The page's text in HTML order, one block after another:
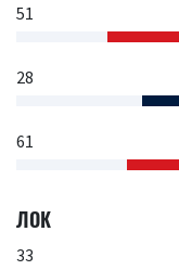
51
28
61
ЛОК
33